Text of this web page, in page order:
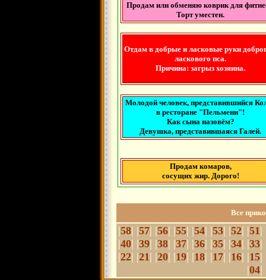
Продам или обменяю коврик для
Торт уместен.
Отдам в добрые и ласковые руки
ласкового пса.
Причина: загрыз хозяина.
Молодой человек, представившийся
в ресторане "Пельмени"!
Как сына назовём?
Девушка, представившаяся Галей.
Продам комаров,
сосущих жир. Дорого!
Все
|58| |57| |56| |55| |54| |53| |52| |51|
|40| |39| |38| |37| |36| |35| |34| |33|
|22| |21| |20| |19| |18| |17| |16| |15|
|04|